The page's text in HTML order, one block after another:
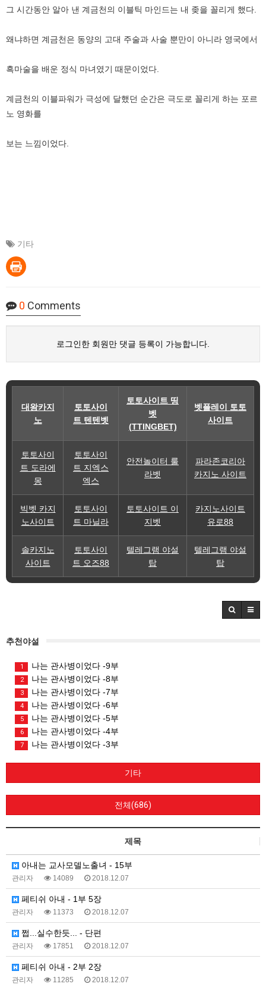
그 시간동안 알아 낸 계금천의 이블틱 마인드는 내 좆을 꼴리게 했다.
왜냐하면 계금천은 동양의 고대 주술과 사술 뿐만이 아니라 영국에서
흑마술을 배운 정식 마녀였기 때문이었다.
계금천의 이블파워가 극성에 달했던 순간은 극도로 꼴리게 하는 포르
노 영화를
보는 느낌이었다.
기타
0 Comments
로그인한 회원만 댓글 등록이 가능합니다.
대왕카지
노
토토사이
트 텐텐벳
토토사이트 띵
벳
(TTINGBET)
벳플레이 토토
사이트
토토사이
트 도라에
몽
토토사이
트 지엑스
엑스
안전놀이터 룰
라벳
파라존코리아
카지노 사이트
빅벳 카지
노사이트
토토사이
트 마닐라
토토사이트 이
지벳
카지노사이트
유로88
솔카지노
사이트
토토사이
트 오즈88
텔레그램 야설
탑
텔레그램 야설
탑
추천야설
1 나는 관사병이었다 -9부
2 나는 관사병이었다 -8부
3 나는 관사병이었다 -7부
4 나는 관사병이었다 -6부
5 나는 관사병이었다 -5부
6 나는 관사병이었다 -4부
7 나는 관사병이었다 -3부
기타
전체(686)
제목
아내는 교사모델노출녀 - 15부
관리자 14089 2018.12.07
페티쉬 아내 - 1부 5장
관리자 11373 2018.12.07
쩝...실수한듯... - 단편
관리자 17851 2018.12.07
페티쉬 아내 - 2부 2장
관리자 11285 2018.12.07